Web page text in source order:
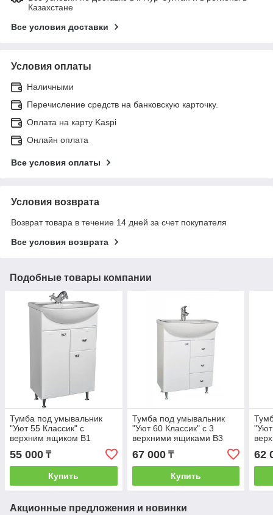
Казахстане
Все условия доставки
Условия оплаты
Наличными
Перечисление средств на банковскую карточку.
Оплата на карту Kaspi
Онлайн оплата
Все условия оплаты
Условия возврата
Возврат товара в течение 14 дней за счет покупателя
Все условия возврата
Подобные товары компании
Тумба под умывальник
"Уют 55 Классик" с
верхним ящиком В1
АЙСБЕРГ
55 000 ₸
Купить
Тумба под умывальник
"Уют 60 Классик" с 3
верхними ящиками В3
АЙСБЕРГ
67 000₸
Купить
62
Акционные предложения и новинки